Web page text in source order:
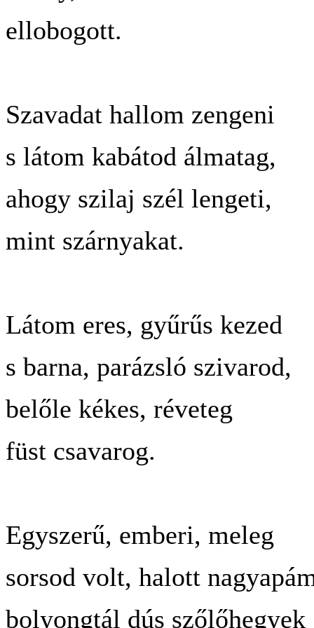
ellobogott.
Szavadat hallom zengeni
s látom kabátod álmatag,
ahogy szilaj szél lengeti,
mint szárnyakat.
Látom eres, gyűrűs kezed
s barna, parázsló szivarod,
belőle kékes, réveteg
füst csavarog.
Egyszerű, emberi, meleg
sorsod volt, halott
bolyongtál dús szőlőhegyek